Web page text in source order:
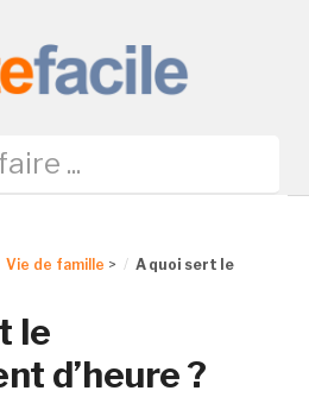
Vie de famille >
A quoi sert le
le
d’heure ?